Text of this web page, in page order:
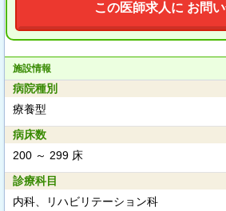
この医師求人に お問
施設情報
病院種別
療養型
病床数
200 ～ 299 床
診療科目
内科、リハビリテーション科